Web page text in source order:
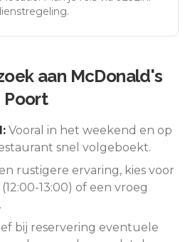
aan McDonald's
Poort
Vooral in het weekend en op
snel volgeboekt.
rustigere ervaring, kies voor
13:00) of een vroeg
bij reservering eventuele